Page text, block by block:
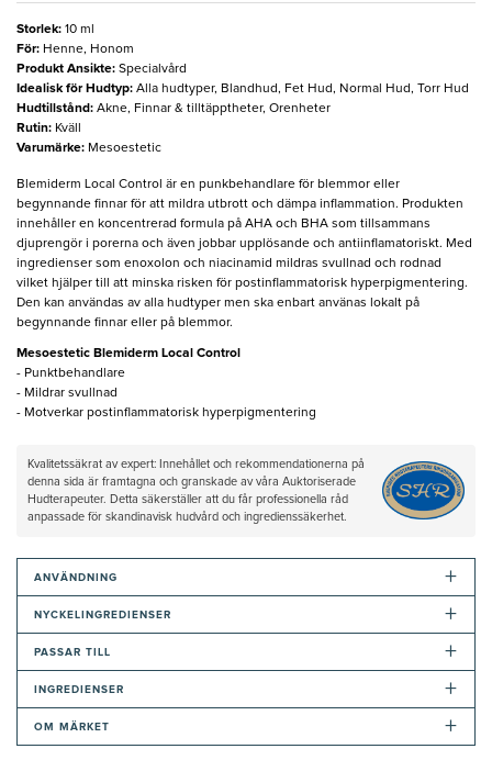
Storlek: 10 ml
För: Henne, Honom
Produkt Ansikte: Specialvård
Idealisk för Hudtyp: Alla hudtyper, Blandhud, Fet Hud, Normal Hud, Torr Hud
Hudtillstånd: Akne, Finnar & tilltäpptheter, Orenheter
Rutin: Kväll
Varumärke: Mesoestetic
Blemiderm Local Control är en punkbehandlare för blemmor eller
begynnande finnar för att mildra utbrott och dämpa inflammation. Produkten
innehåller en koncentrerad formula på AHA och BHA som tillsammans
djuprengör i porerna och även jobbar upplösande och antiinflamatoriskt. Med
ingredienser som enoxolon och niacinamid mildras svullnad och rodnad
vilket hjälper till att minska risken för postinflammatorisk hyperpigmentering.
Den kan användas av alla hudtyper men ska enbart använas lokalt på
begynnande finnar eller på blemmor.
Mesoestetic Blemiderm Local Control
- Punktbehandlare
- Mildrar svullnad
- Motverkar postinflammatorisk hyperpigmentering
Kvalitetssäkrat av expert: Innehållet och rekommendationerna på
denna sida är framtagna och granskade av våra Auktoriserade
Hudterapeuter. Detta säkerställer att du får professionella råd
anpassade för skandinavisk hudvård och ingredienssäkerhet.
ANVÄNDNING +
NYCKELINGREDIENSER +
PASSAR TILL +
INGREDIENSER +
OM MÄRKET +